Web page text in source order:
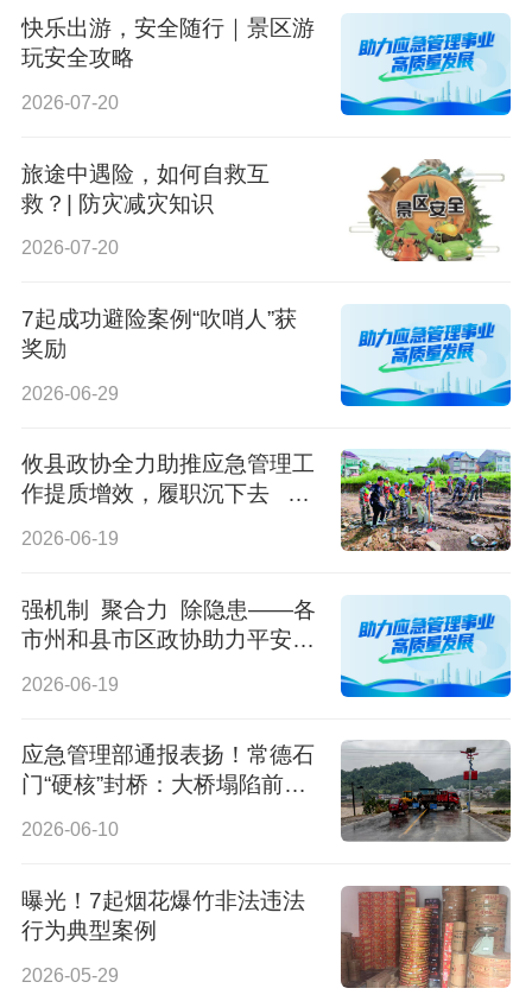
快乐出游，安全随行｜景区游
玩安全攻略
2026-07-20
旅途中遇险，如何自救互
救？| 防灾减灾知识
2026-07-20
7起成功避险案例“吹哨人”获
奖励
2026-06-29
攸县政协全力助推应急管理工
作提质增效，履职沉下去 共
2026-06-19
强机制 聚合力 除隐患——各
市州和县市区政协助力平安湖
2026-06-19
应急管理部通报表扬！常德石
门“硬核”封桥：大桥塌陷前，
2026-06-10
曝光！7起烟花爆竹非法违法
行为典型案例
2026-05-29